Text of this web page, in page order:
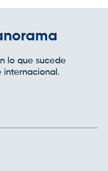
lo que sucede
internacional.